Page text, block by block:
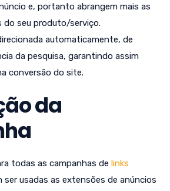
e, portanto abrangem mais as
do seu produto/serviço.
automaticamente, de
da pesquisa, garantindo assim
conversão do site.
da
todas as campanhas de links
ser usadas as extensões de anúncios